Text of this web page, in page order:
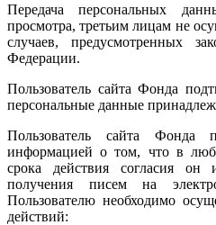
Передача персональных
просмотра, третьим лицам не
случаев, предусмотренных
Федерации.
Пользователь сайта Фонда
персональные данные
Пользователь сайта Фонда
информацией о том, что в
срока действия согласия он
получения писем на
Пользователю необходимо
действий: